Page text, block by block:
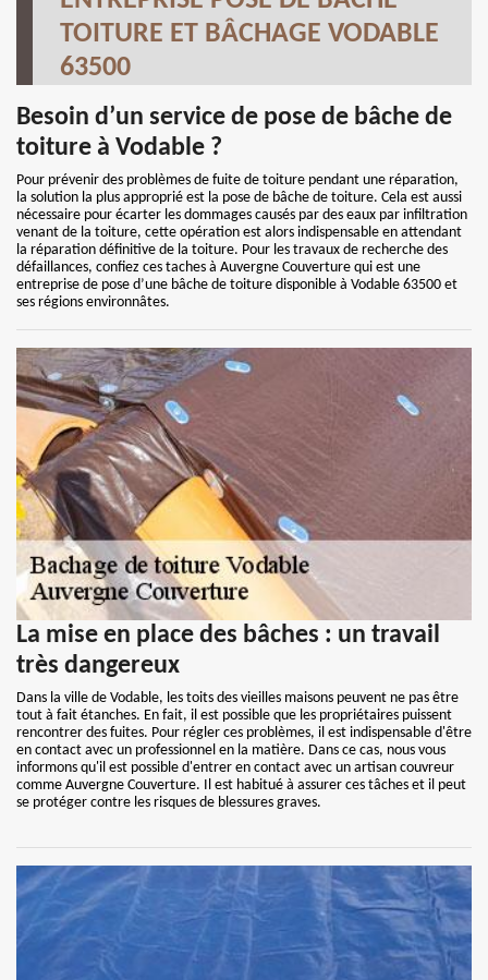
TOITURE ET BÂCHAGE VODABLE
63500
Besoin d’un service de pose de bâche de
toiture à Vodable ?
Pour prévenir des problèmes de fuite de toiture pendant une réparation,
la solution la plus approprié est la pose de bâche de toiture. Cela est aussi
nécessaire pour écarter les dommages causés par des eaux par infiltration
venant de la toiture, cette opération est alors indispensable en attendant
la réparation définitive de la toiture. Pour les travaux de recherche des
défaillances, confiez ces taches à Auvergne Couverture qui est une
entreprise de pose d’une bâche de toiture disponible à Vodable 63500 et
ses régions environnâtes.
La mise en place des bâches : un travail
très dangereux
Dans la ville de Vodable, les toits des vieilles maisons peuvent ne pas être
tout à fait étanches. En fait, il est possible que les propriétaires puissent
rencontrer des fuites. Pour régler ces problèmes, il est indispensable d'être
en contact avec un professionnel en la matière. Dans ce cas, nous vous
informons qu'il est possible d'entrer en contact avec un artisan couvreur
comme Auvergne Couverture. Il est habitué à assurer ces tâches et il peut
se protéger contre les risques de blessures graves.